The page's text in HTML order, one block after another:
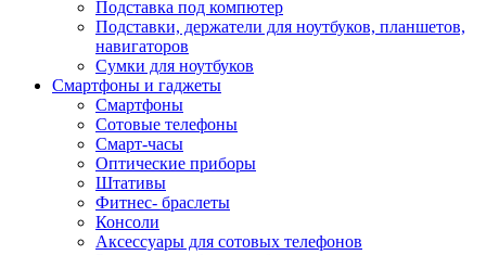
Подставка под компютер
Подставки, держатели для ноутбуков, планшетов,
навигаторов
Сумки для ноутбуков
Смартфоны и гаджеты
Смартфоны
Сотовые телефоны
Смарт-часы
Оптические приборы
Штативы
Фитнес- браслеты
Консоли
Аксессуары для сотовых телефонов